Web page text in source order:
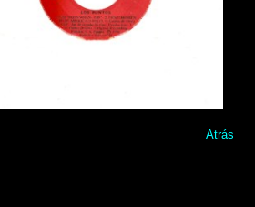
Atrás